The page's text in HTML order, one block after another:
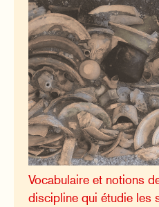
Vocabulaire et notions
discipline qui étudie les